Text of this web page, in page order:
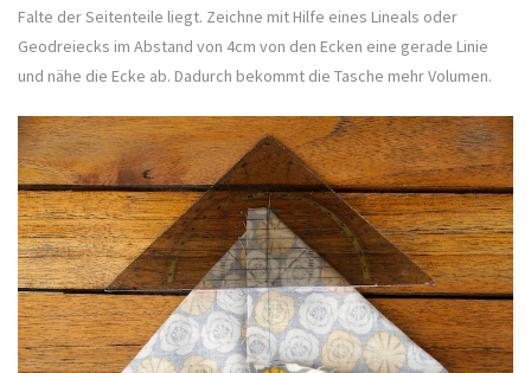
Falte der Seitenteile liegt. Zeichne mit Hilfe eines Lineals oder
Geodreiecks im Abstand von 4cm von den Ecken eine gerade Linie
und nähe die Ecke ab. Dadurch bekommt die Tasche mehr Volumen.